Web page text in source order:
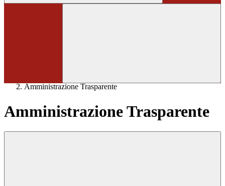
Amministrazione Trasparente
Amministrazione Trasparente